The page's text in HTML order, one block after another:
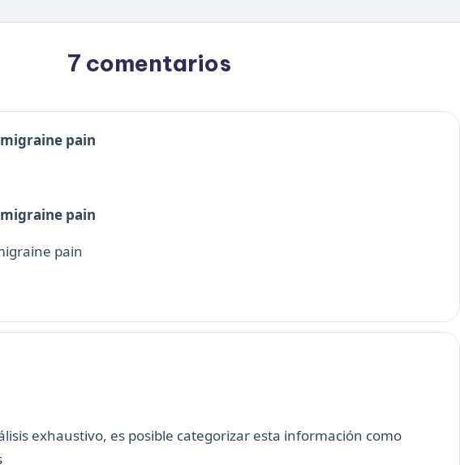
7 comentarios
pain
pain
pain
exhaustivo, es posible categorizar esta información como